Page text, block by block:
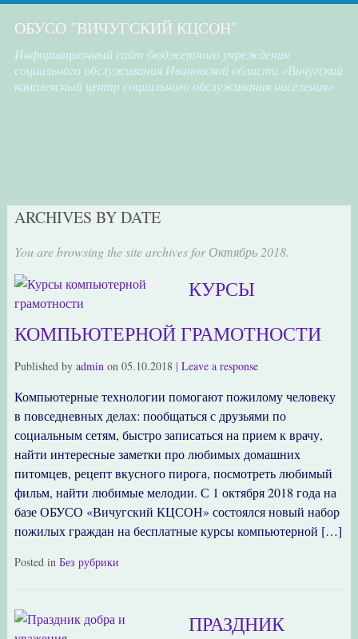
ОБУСО "ВИЧУГСКИЙ КЦСОН"
Информационный сайт бюджетного учреждения
социального обслуживания Ивановской области «Вичугский
комплексный центр социального обслуживания населения»
ARCHIVES BY DATE
You are browsing the site archives for Октябрь 2018.
КУРСЫ
КОМПЬЮТЕРНОЙ ГРАМОТНОСТИ
Published by adminon 05.10.2018| Leave a response
Компьютерные технологии помогают пожилому человеку
в повседневных делах: пообщаться с друзьями по
социальным сетям, быстро записаться на прием к врачу,
найти интересные заметки про любимых домашних
питомцев, рецепт вкусного пирога, посмотреть любимый
фильм, найти любимые мелодии. С 1 октября 2018 года на
базе ОБУСО «Вичугский КЦСОН» состоялся новый набор
пожилых граждан на бесплатные курсы компьютерной […]
Posted in Без рубрики
ПРАЗДНИК